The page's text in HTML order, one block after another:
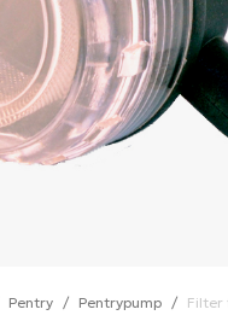
Pentry Pentrypump Filter